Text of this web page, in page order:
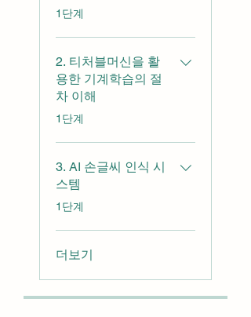
.1단계
2. 티처블머신을 활
용한 기계학습의 절
차 이해
.1단계
3. AI 손글씨 인식 시
스템
.1단계
더보기